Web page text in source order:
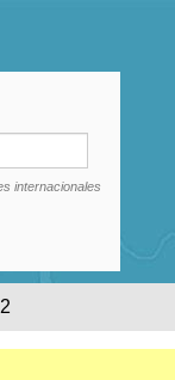
internacionales